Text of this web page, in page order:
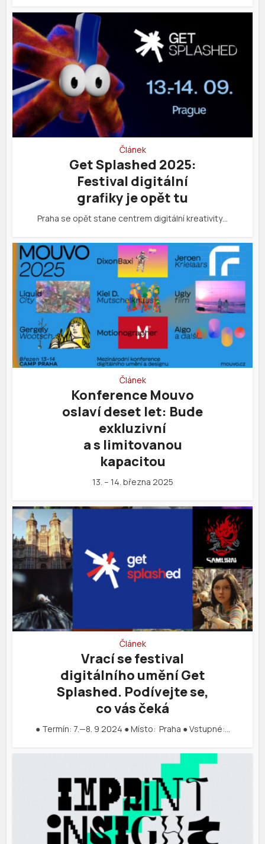
Článek
Get Splashed 2025:
Festival digitální
grafiky je opět tu
Praha se opět stane centrem digitální kreativity…
Článek
Konference Mouvo
oslaví deset let: Bude
exkluzivní
a s limitovanou
kapacitou
13. – 14. března 2025
Článek
Vrací se festival
digitálního umění Get
Splashed. Podívejte se,
co vás čeká
● Termín: 7.—8. 9 2024 ● Místo: Praha ● Vstupné:…